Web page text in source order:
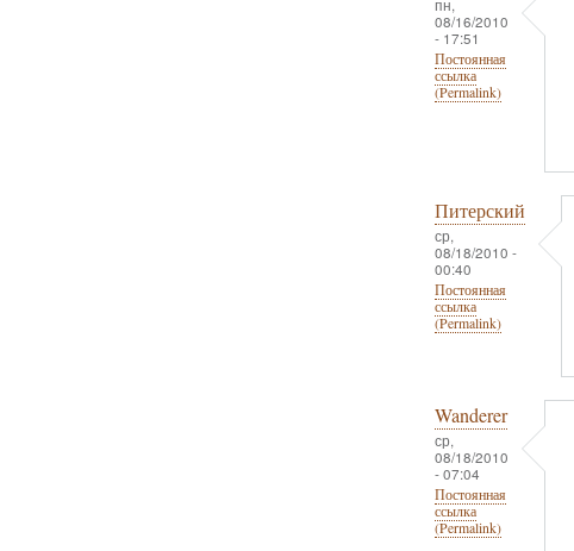
пн,
08/16/2010
- 17:51
Постоянная
ссылка
(Permalink)
Питерский
ср,
08/18/2010 -
00:40
Постоянная
ссылка
(Permalink)
Wanderer
ср,
08/18/2010
- 07:04
Постоянная
ссылка
(Permalink)